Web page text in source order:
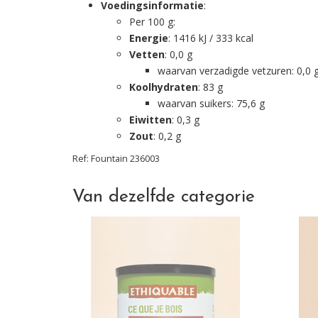
Voedingsinformatie:
Per 100 g:
Energie: 1416 kJ / 333 kcal
Vetten: 0,0 g
waarvan verzadigde vetzuren: 0,0
Koolhydraten: 83 g
waarvan suikers: 75,6 g
Eiwitten: 0,3 g
Zout: 0,2 g
Ref: Fountain 236003
Van dezelfde categorie